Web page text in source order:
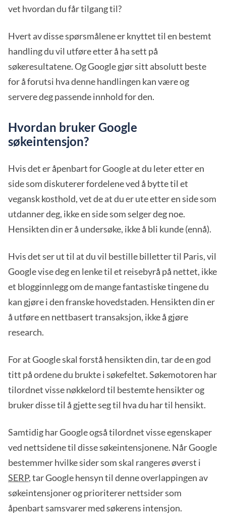
vet hvordan du får tilgang til?
Hvert av disse spørsmålene er knyttet til en bestemt
handling du vil utføre etter å ha sett på
søkeresultatene. Og Google gjør sitt absolutt beste
for å forutsi hva denne handlingen kan være og
servere deg passende innhold for den.
Hvordan bruker Google
søkeintensjon?
Hvis det er åpenbart for Google at du leter etter en
side som diskuterer fordelene ved å bytte til et
vegansk kosthold, vet de at du er ute etter en side som
utdanner deg, ikke en side som selger deg noe.
Hensikten din er å undersøke, ikke å bli kunde (ennå).
Hvis det ser ut til at du vil bestille billetter til Paris, vil
Google vise deg en lenke til et reisebyrå på nettet, ikke
et blogginnlegg om de mange fantastiske tingene du
kan gjøre i den franske hovedstaden. Hensikten din er
å utføre en nettbasert transaksjon, ikke å gjøre
research.
For at Google skal forstå hensikten din, tar de en god
titt på ordene du brukte i søkefeltet. Søkemotoren har
tilordnet visse nøkkelord til bestemte hensikter og
bruker disse til å gjette seg til hva du har til hensikt.
Samtidig har Google også tilordnet visse egenskaper
ved nettsidene til disse søkeintensjonene. Når Google
bestemmer hvilke sider som skal rangeres øverst i
SERP, tar Google hensyn til denne overlappingen av
søkeintensjoner og prioriterer nettsider som
åpenbart samsvarer med søkerens intensjon.